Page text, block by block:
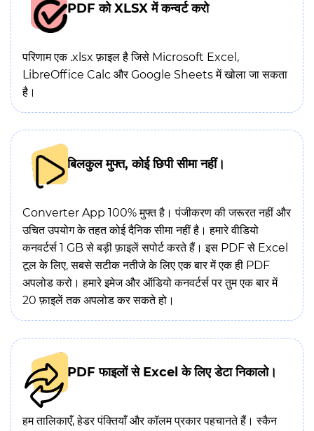
PDF को XLSX में कन्वर्ट करो
परिणाम एक .xlsx फ़ाइल है जिसे Microsoft Excel,
LibreOffice Calc और Google Sheets में खोला जा सकता
है।
बिलकुल मुफ्त, कोई छिपी सीमा नहीं।
Converter App 100% मुफ्त है। पंजीकरण की जरूरत नहीं और
उचित उपयोग के तहत कोई दैनिक सीमा नहीं है। हमारे वीडियो
कनवर्टर्स 1 GB से बड़ी फ़ाइलें सपोर्ट करते हैं। इस PDF से Excel
टूल के लिए, सबसे सटीक नतीजे के लिए एक बार में एक ही PDF
अपलोड करो। हमारे इमेज और ऑडियो कनवर्टर्स पर तुम एक बार में
20 फ़ाइलें तक अपलोड कर सकते हो।
PDF फाइलों से Excel के लिए डेटा निकालो।
हम तालिकाएँ, हेडर पंक्तियाँ और कॉलम प्रकार पहचानते हैं। स्कैन